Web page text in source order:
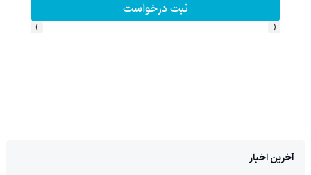
ثبت درخواست
‹
›
آخرین اخبار